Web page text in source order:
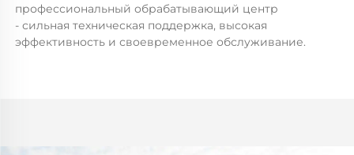
профессиональный обрабатывающий центр
- сильная техническая поддержка, высокая
эффективность и своевременное обслуживание.